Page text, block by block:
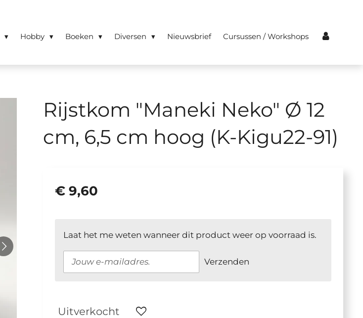
Hobby Boeken Diversen Nieuwsbrief Cursussen / Workshops
Rijstkom "Maneki Neko" Ø 12
cm, 6,5 cm hoog (K-Kigu22-91)
€ 9,60
Laat het me weten wanneer dit product weer op voorraad is.
Verzenden
Uitverkocht